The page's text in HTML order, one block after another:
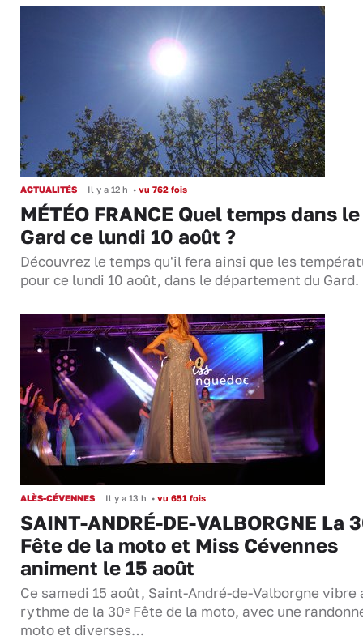
ACTUALITÉS Il y a 12 h • vu 762 fois
MÉTÉO FRANCE Quel temps dans le
Gard ce lundi 10 août ?
Découvrez le temps qu'il fera ainsi que les
pour ce lundi 10 août, dans le département du Gard.
ALÈS-CÉVENNES Il y a 13 h • vu 651 fois
SAINT-ANDRÉ-DE-VALBORGNE La
Fête de la moto et Miss Cévennes
animent le 15 août
Ce samedi 15 août, Saint-André-de-Valborgne vibre
rythme de la 30ᵉ Fête de la moto, avec une
moto et diverses…